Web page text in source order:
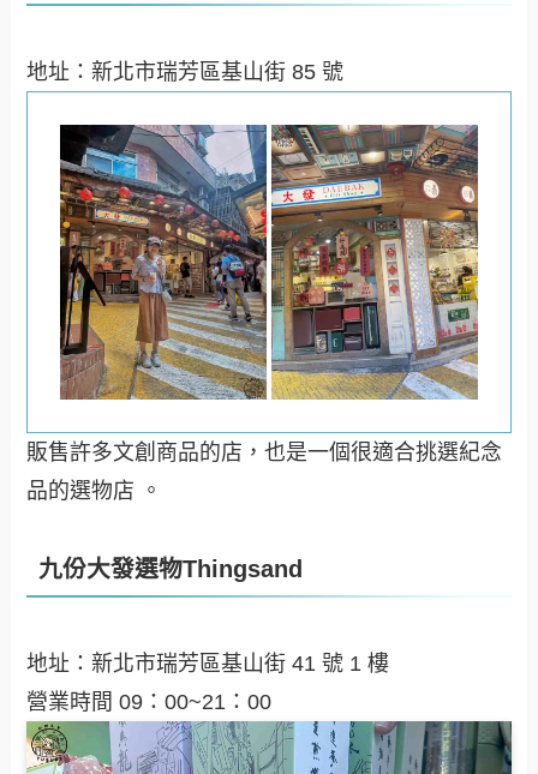
地址：新北市瑞芳區基山街 85 號
販售許多文創商品的店，也是一個很適合挑選紀念
品的選物店 。
九份大發選物Thingsand
地址：新北市瑞芳區基山街 41 號 1 樓
營業時間 09：00~21：00